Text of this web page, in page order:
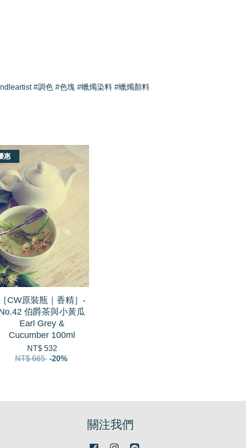
#調色 #色塊 #蠟燭染料 #蠟燭顏料
惠
［CW原裝瓶｜香精］-
伯爵茶與小黃瓜
Earl Grey &
Cucumber 100ml
NT$ 532
NT$ 665 -20%
關注我們
FacebookInstagram